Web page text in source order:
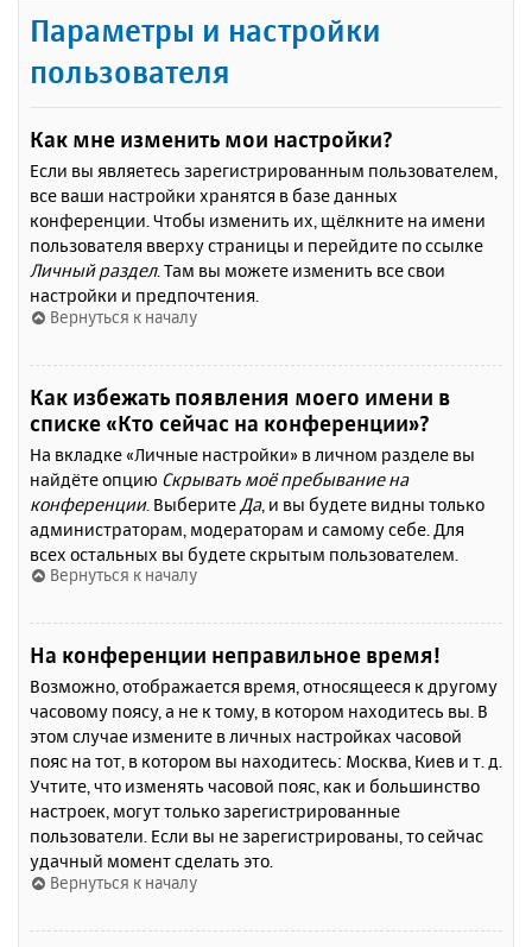
Параметры и настройки
пользователя
Как мне изменить мои настройки?
Если вы являетесь зарегистрированным пользователем,
все ваши настройки хранятся в базе данных
конференции. Чтобы изменить их, щёлкните на имени
пользователя вверху страницы и перейдите по ссылке
Личный раздел. Там вы можете изменить все свои
настройки и предпочтения.
Вернуться к началу
Как избежать появления моего имени в
списке «Кто сейчас на конференции»?
На вкладке «Личные настройки» в личном разделе вы
найдёте опцию Скрывать моё пребывание на
конференции. Выберите Да, и вы будете видны только
администраторам, модераторам и самому себе. Для
всех остальных вы будете скрытым пользователем.
Вернуться к началу
На конференции неправильное время!
Возможно, отображается время, относящееся к другому
часовому поясу, а не к тому, в котором находитесь вы. В
этом случае измените в личных настройках часовой
пояс на тот, в котором вы находитесь: Москва, Киев и т. д.
Учтите, что изменять часовой пояс, как и большинство
настроек, могут только зарегистрированные
пользователи. Если вы не зарегистрированы, то сейчас
удачный момент сделать это.
Вернуться к началу